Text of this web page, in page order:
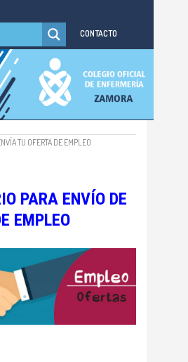
CONTACTO
TU OFERTA DE EMPLEO
PARA ENVÍO DE
EMPLEO